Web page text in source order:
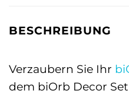
BESCHREIBUNG
Verzaubern Sie Ihr
dem biOrb Decor